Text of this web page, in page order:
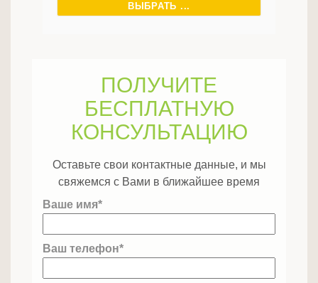
ВЫБРАТЬ ...
ПОЛУЧИТЕ
БЕСПЛАТНУЮ
КОНСУЛЬТАЦИЮ
Оставьте свои контактные данные, и мы
свяжемся с Вами в ближайшее время
Ваше имя*
Ваш телефон*